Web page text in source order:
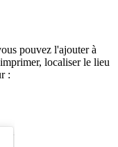
pouvez l'ajouter à
localiser le lieu
: